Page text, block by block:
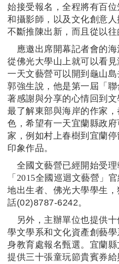
始接受報名，全程將有百
和攝影師，以及文化創意
不斷推陳出新，而且從以往
應邀出席開幕記者會的海
從佛光大學山上就可以看
一天文藝營可以開到龜山
郭強生說，他是第一屆「
著感謝與分享的心情回到
最了解東部與海岸的作家
色，希望有一天宜蘭縣政
家，例如村上春樹到宜蘭
印象作品。
全國文藝營已經開始受理
「2015全國巡迴文藝營」
地出生者、佛光大學學生
話(02)8787-6242。
另外，主辦單位也提供十
學文學系和文化資產創藝
身教育處報名甄選。宜蘭
提供三十張童玩節貴賓券給